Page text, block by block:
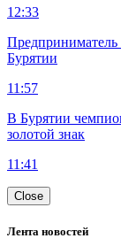
12:33
Предприниматель
Бурятии
11:57
В Бурятии
золотой знак
11:41
Close
Лента новостей